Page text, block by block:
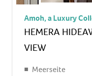
Amoh, a Luxury
HEMERA
VIEW
Meerseite